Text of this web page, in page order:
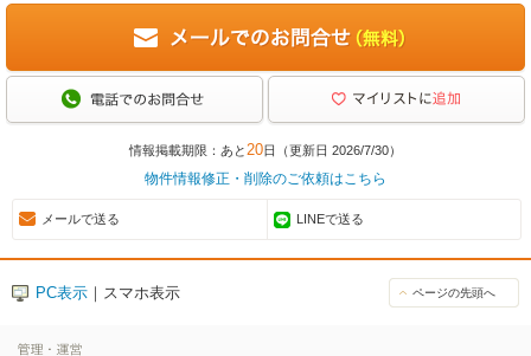
情報掲載期限：あと 20日（更新日 2026/7/30）
物件情報修正・削除のご依頼はこちら
メールで送る LINEで送る
PC表示 ｜スマホ表示 ページの先頭へ